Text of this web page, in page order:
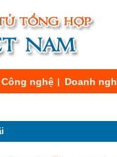
Công nghệ Doanh